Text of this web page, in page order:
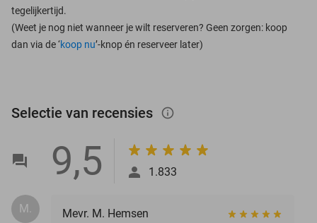
tegelijkertijd.
(Weet je nog niet wanneer je wilt reserveren? Geen zorgen: koop
dan via de ‘koop nu’-knop én reserveer later)
Selectie van recensies info_outlined
9,5 1.833
M.
Mevr. M. Hemsen